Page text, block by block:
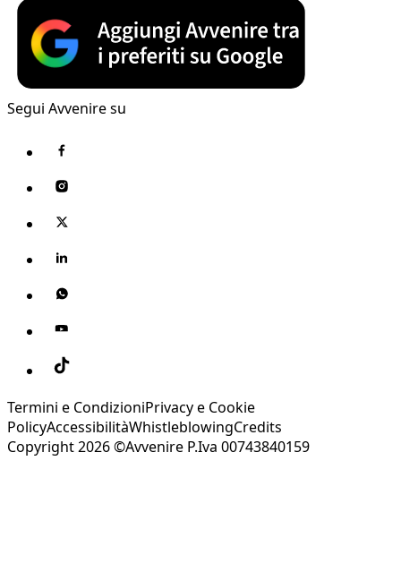
Segui Avvenire su
Termini e CondizioniPrivacy e Cookie
PolicyAccessibilitàWhistleblowingCredits
Copyright 2026 ©Avvenire P.Iva 00743840159